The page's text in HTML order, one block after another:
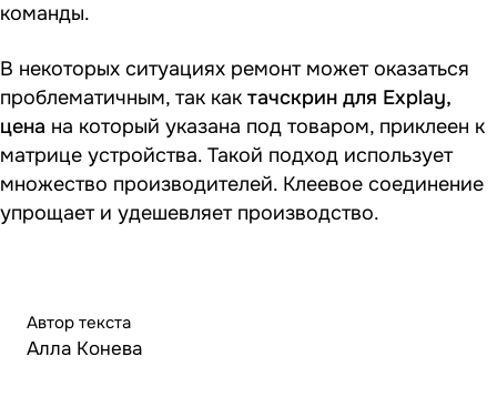
команды.
В некоторых ситуациях ремонт может оказаться
проблематичным, так как тачскрин для Explay,
цена на который указана под товаром, приклеен к
матрице устройства. Такой подход использует
множество производителей. Клеевое соединение
упрощает и удешевляет производство.
Автор текста
Алла Конева